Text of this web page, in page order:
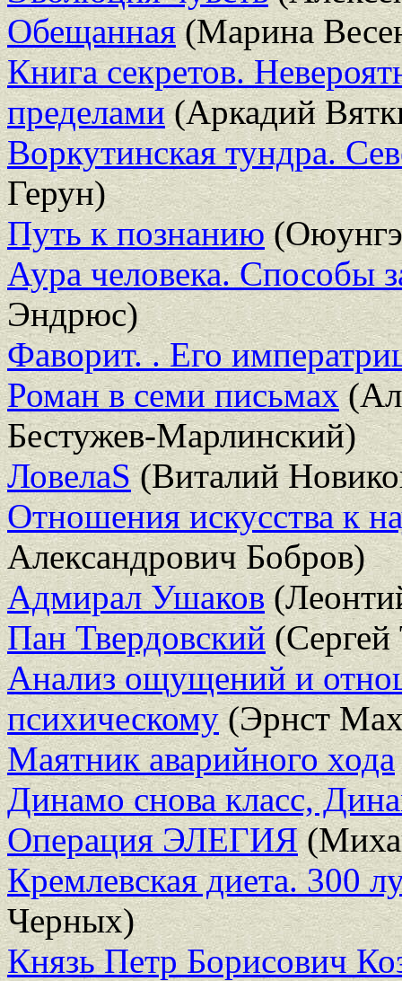
Обещанная(Марина
Книга секретов.
пределами(Аркадий
Воркутинская тундра.
Герун)
Путь к познанию
Аура человека. Способы
Эндрюс)
Фаворит. . Его
Роман в семи письмах
Бестужев-Марлинский)
ЛовелаS(Виталий
Отношения искусства к
Александрович Бобров)
Адмирал Ушаков
Пан Твердовский
Анализ ощущений и
психическому(Эрнст
Маятник аварийного хода
Динамо снова класс,
Операция ЭЛЕГИЯ
Кремлевская диета. 300
Черных)
Князь Петр Борисович